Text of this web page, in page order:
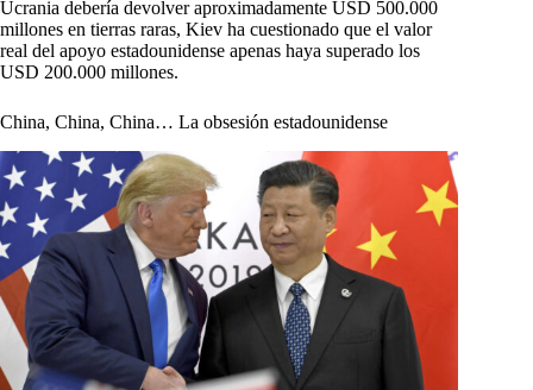
Ucrania debería devolver aproximadamente USD 500.000
millones en tierras raras, Kiev ha cuestionado que el valor
real del apoyo estadounidense apenas haya superado los
USD 200.000 millones.
China, China, China… La obsesión estadounidense